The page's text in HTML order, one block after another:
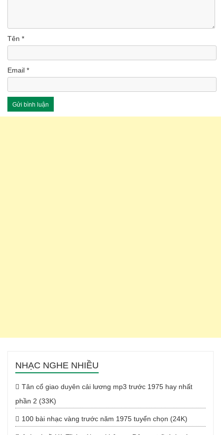
Tên *
Email *
NHẠC NGHE NHIỀU
Tân cổ giao duyên cải lương mp3 trước 1975 hay nhất
phần 2 (33K)
100 bài nhạc vàng trước năm 1975 tuyển chọn (24K)